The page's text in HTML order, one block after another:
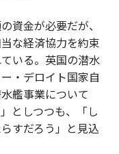
資金が必要だが、
な経済協力を約束
いる。英国の潜水
・デロイト国家自
艦事業について
としつつも、「し
すだろう」と見込